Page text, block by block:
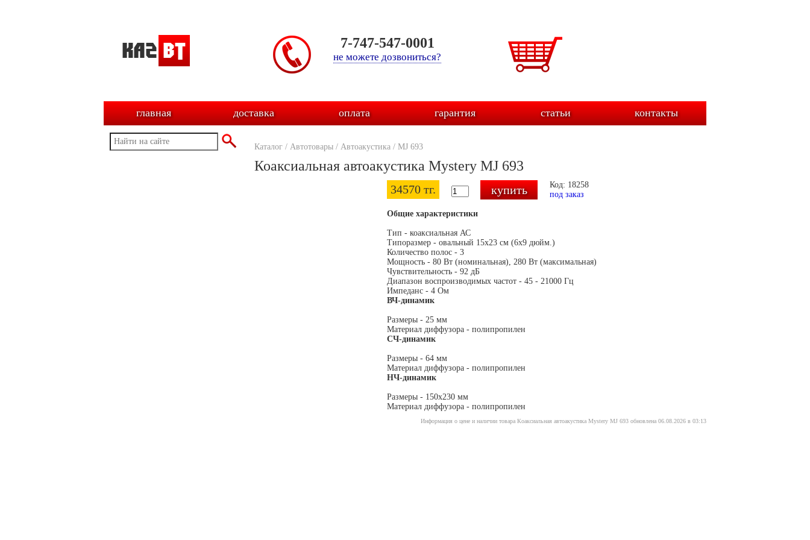
7-747-547-0001
не можете дозвониться?
главная доставка оплата гарантия статьи контакты
Каталог / Автотовары / Автоакустика / MJ 693
Коаксиальная автоакустика Mystery MJ 693
34570 тг.
Код: 18258
под заказ
Общие характеристики
Тип - коаксиальная АС
Типоразмер - овальный 15x23 см (6x9 дюйм.)
Количество полос - 3
Мощность - 80 Вт (номинальная), 280 Вт (максимальная)
Чувствительность - 92 дБ
Диапазон воспроизводимых частот - 45 - 21000 Гц
Импеданс - 4 Ом
ВЧ-динамик
Размеры - 25 мм
Материал диффузора - полипропилен
СЧ-динамик
Размеры - 64 мм
Материал диффузора - полипропилен
НЧ-динамик
Размеры - 150х230 мм
Материал диффузора - полипропилен
Информация о цене и наличии товара Коаксиальная автоакустика Mystery MJ 693 обновлена 06.08.2026 в 03:13